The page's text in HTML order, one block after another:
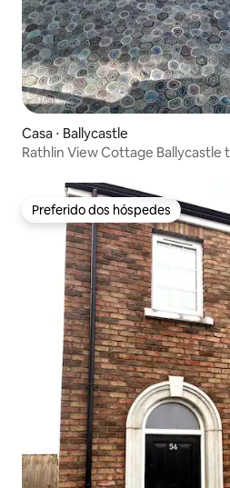
Casa ⋅ Ballycastle
Rathlin View Cottage Ballycastle
Preferido dos hóspedes
Preferido dos hóspedes